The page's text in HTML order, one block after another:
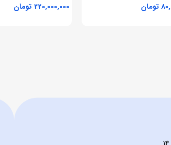
تومان
تومان